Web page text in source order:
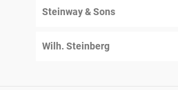
Steinway & Sons
Wilh. Steinberg